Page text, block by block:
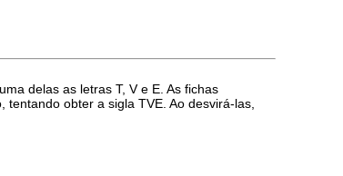
delas as letras T, V e E. As fichas
obter a sigla TVE. Ao desvirá-las,